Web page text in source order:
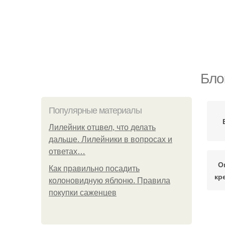
Популярные материалы
Лилейник отцвел, что делать
дальше. Лилейники в вопросах и
ответах…
Как правильно посадить
колоновидную яблоню. Правила
покупки саженцев